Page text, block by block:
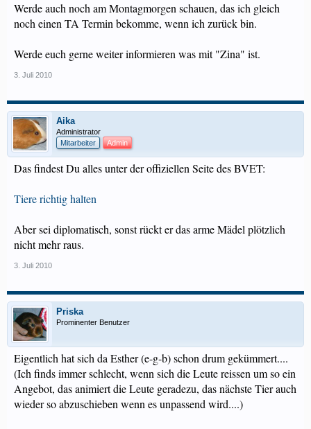
Werde auch noch am Montagmorgen schauen, das ich gleich
noch einen TA Termin bekomme, wenn ich zurück bin.
Werde euch gerne weiter informieren was mit "Zina" ist.
3. Juli 2010
Aika
Administrator
Mitarbeiter
Admin
Das findest Du alles unter der offiziellen Seite des BVET:
Tiere richtig halten
Aber sei diplomatisch, sonst rückt er das arme Mädel plötzlich
nicht mehr raus.
3. Juli 2010
Priska
Prominenter Benutzer
Eigentlich hat sich da Esther (e-g-b) schon drum gekümmert....
(Ich finds immer schlecht, wenn sich die Leute reissen um so ein
Angebot, das animiert die Leute geradezu, das nächste Tier auch
wieder so abzuschieben wenn es unpassend wird....)